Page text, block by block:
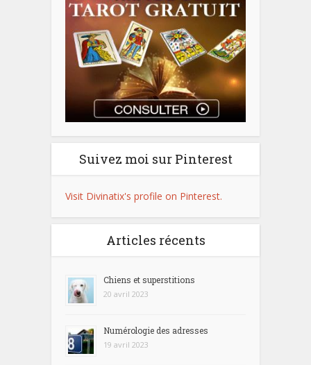
Suivez moi sur Pinterest
Visit Divinatix's profile on Pinterest.
Articles récents
Chiens et superstitions
20 avril 2023
Numérologie des adresses
19 avril 2023